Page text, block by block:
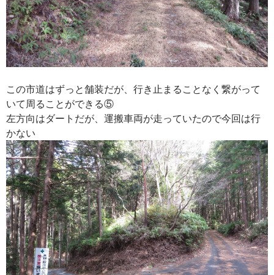
この市道はずっと舗装だが、行き止まることなく繋がって
いて周ることができる⑤
左方向はダートだが、運搬車両が走っていたので今回は行
かない